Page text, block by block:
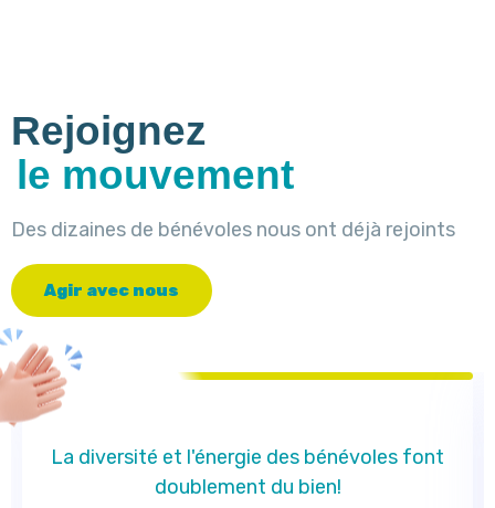
Rejoignez
le mouvement
Des dizaines de bénévoles nous ont déjà rejoints
Agir avec nous
La diversité et l'énergie des bénévoles font
doublement du bien!